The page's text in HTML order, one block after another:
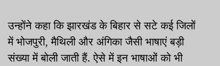
उन्होंने कहा कि झारखंड के बिहार से सटे कई जिलों
में भोजपुरी, मैथिली और अंगिका जैसी भाषाएं बड़ी
संख्या में बोली जाती हैं. ऐसे में इन भाषाओं को भी